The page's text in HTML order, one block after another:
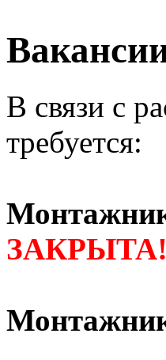
В связи с
требуется:
ЗАКРЫТА!